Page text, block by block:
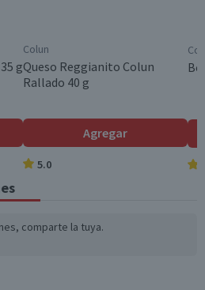
15,5
promedio (8400 kj / 2000 kcal)
g
Colun
Queso Reggianito Colun
Rallado 40 g
Agregar
5.0
comparte la tuya.